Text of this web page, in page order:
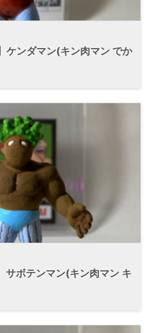
ンダマン(キン肉マン でか
ボテンマン(キン肉マン キ